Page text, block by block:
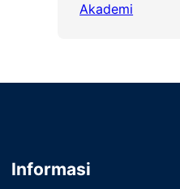
Akademi
Informasi